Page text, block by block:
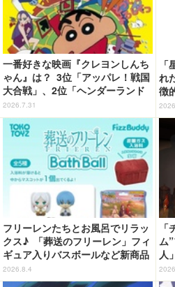
一番好きな映画『クレヨンしんち
ゃん』は？ 3位「アッパレ！戦国
大合戦」、2位「ヘンダーランド
の大冒険」、1位は…？【『映画
クレヨンしんちゃん 奇々怪々！
オラの妖怪バケ～ション』公開記
2026.7.31
「
れ
徴
ー
フリーレンたちとお風呂でリラッ
クス♪ 「葬送のフリーレン」フィ
ギュア入りバスボールなど新商品
が登場！ ミミックに食べられた
フリーレンも
2026.8.4
「
ム
人
A
示